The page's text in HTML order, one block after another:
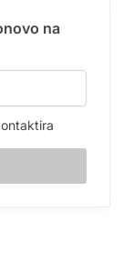
na